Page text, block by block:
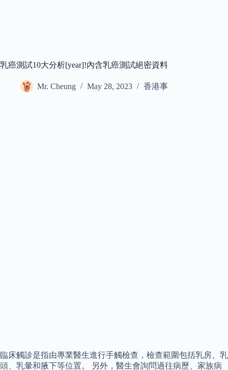
乳癌測試10大分析[year]!內含乳癌測試絕密資料
Mr. Cheung May 28, 2023 香港事
臨床觸診是指由專業醫生進行手觸檢查，檢查範圍包括乳房、乳
頭、乳暈和腋下等位置。 另外，醫生會詢問過往病歷、家族病